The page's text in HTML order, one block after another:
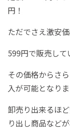
円！
ただでさえ激安
599円で販売して
その価格からさ
入が可能となりま
卸売り出来るほ
り出し商品など